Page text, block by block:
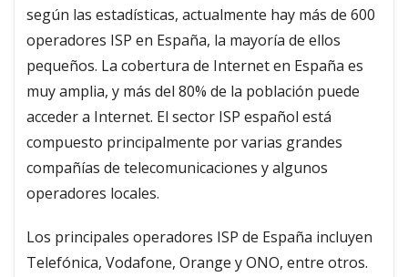
según las estadísticas, actualmente hay más de 600
operadores ISP en España, la mayoría de ellos
pequeños. La cobertura de Internet en España es
muy amplia, y más del 80% de la población puede
acceder a Internet. El sector ISP español está
compuesto principalmente por varias grandes
compañías de telecomunicaciones y algunos
operadores locales.
Los principales operadores ISP de España incluyen
Telefónica, Vodafone, Orange y ONO, entre otros.